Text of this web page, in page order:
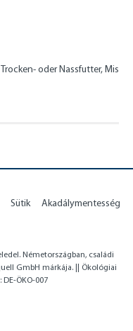
oder Nassfutter,
Sütik Akadálymentesség
Németországban, családi
GmbH márkája. || Ökológiai
ÖKO-007